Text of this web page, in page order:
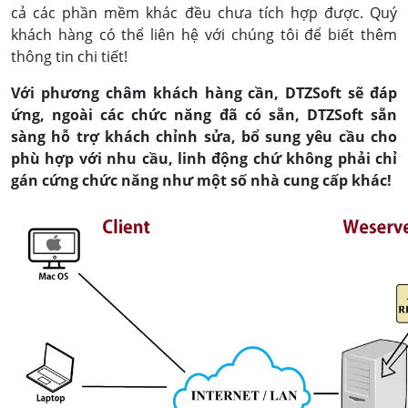
cả các phần mềm khác đều chưa tích hợp được. Quý
khách hàng có thể liên hệ với chúng tôi để biết thêm
thông tin chi tiết!
Với phương châm khách hàng cần, DTZSoft sẽ đáp
ứng, ngoài các chức năng đã có sẵn, DTZSoft sẵn
sàng hỗ trợ khách chỉnh sửa, bổ sung yêu cầu cho
phù hợp với nhu cầu, linh động chứ không phải chỉ
gán cứng chức năng như một số nhà cung cấp khác!